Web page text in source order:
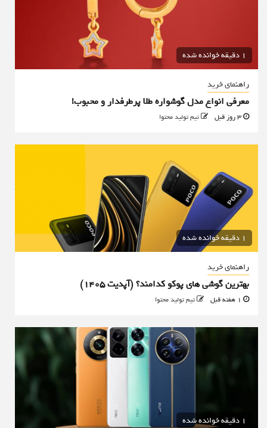
1 دقیقه خوانده شده
راهنمای خرید
معرفی انواع مدل گوشواره طلا پرطرفدار و محبوب!
تیم تولید محتوا
1 دقیقه خوانده شده
راهنمای خرید
بهترین گوشی های پوکو کدامند؟ (آپدیت ۱۴۰۵)
تیم تولید محتوا
1 دقیقه خوانده شده